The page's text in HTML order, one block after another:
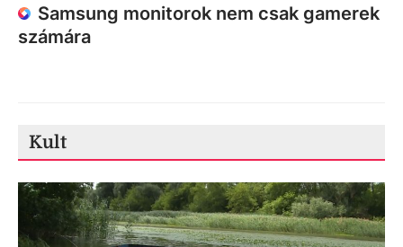
Samsung monitorok nem csak gamerek
számára
Kult